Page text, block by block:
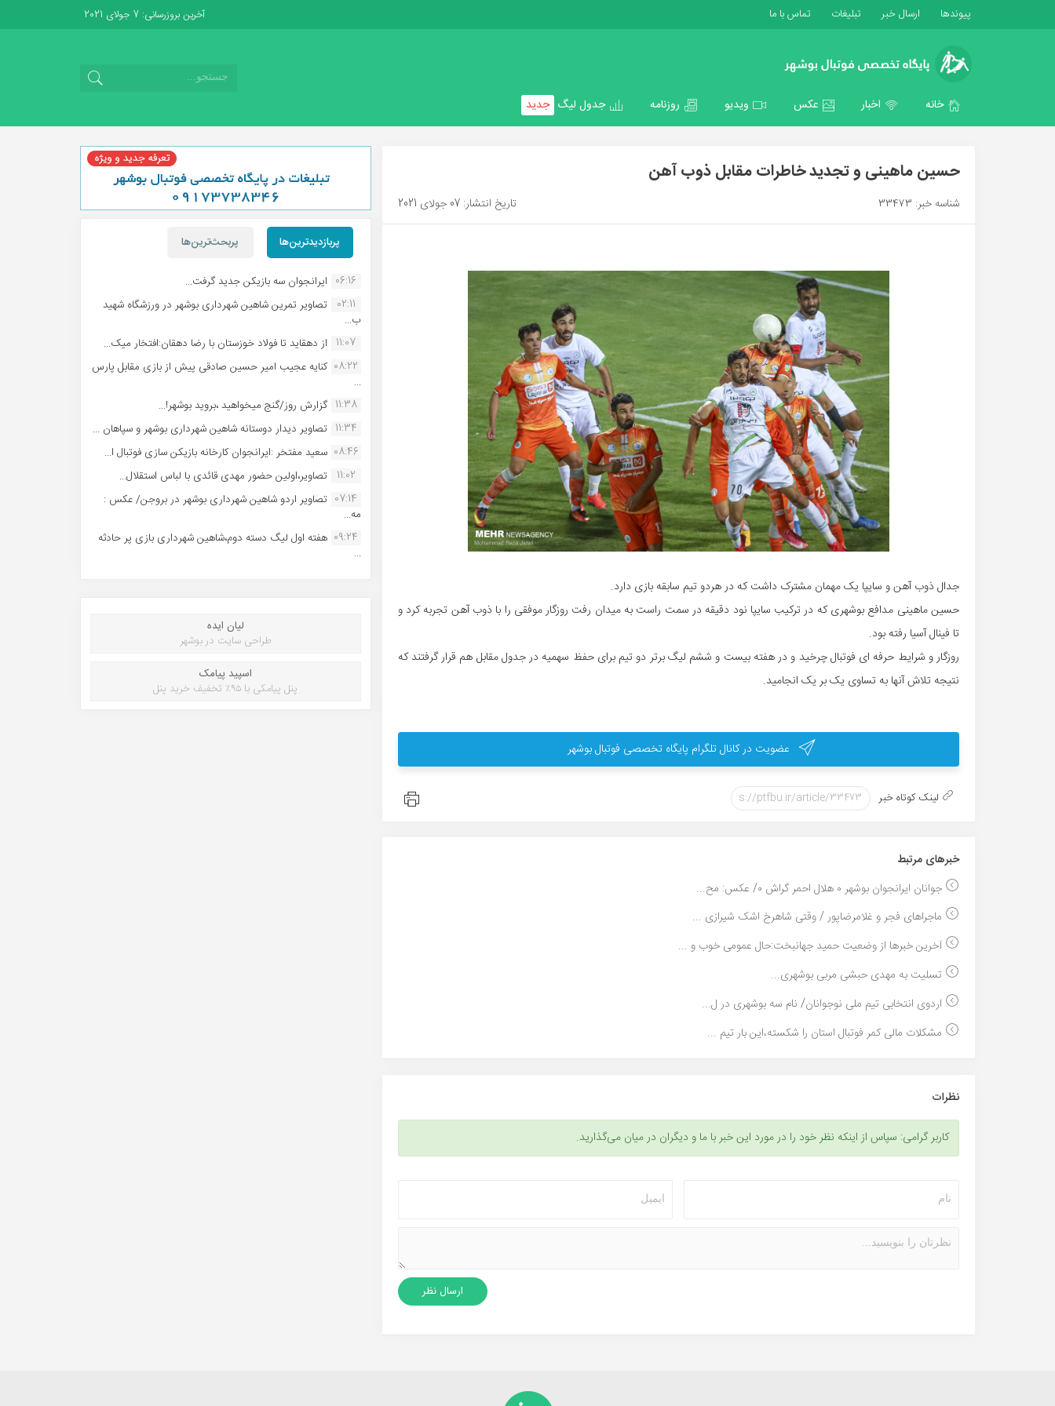
پیوندها ارسال خبر تبلیغات تماس با ما آخرین بروزرسانی: 7 جولای 2021
خانه اخبار عکس ویدیو روزنامه جدول لیگ جدید
حسین ماهینی و تجدید خاطرات مقابل ذوب آهن
شناسه خبر: 33473 تاریخ انتشار: 07 جولای 2021
جدال ذوب آهن و سایپا یک مهمان مشترک داشت که در هردو تیم سابقه بازی دارد.
حسین ماهینی مدافع بوشهری که در ترکیب سایپا نود دقیقه در سمت راست به میدان رفت روزگار موفقی را با ذوب آهن تجربه کرد و
تا فینال آسیا رفته بود.
روزگار و شرایط حرفه ای فوتبال چرخید و در هفته بیست و ششم لیگ برتر دو تیم برای حفظ سهمیه در جدول مقابل هم قرار گرفتند که
نتیجه تلاش آنها به تساوی یک بر یک انجامید.
عضویت در کانال تلگرام پایگاه تخصصی فوتبال بوشهر
لینک کوتاه خبر
خبر‌های مرتبط
جوانان ایرانجوان بوشهر ۰ هلال احمر گراش ۰/ عکس: مح...
ماجراهای فجر و غلامرضاپور / وقتی شاهرخ اشک شیرازی ...
آخرین خبرها از وضعیت حمید جهانبخت:حال عمومی خوب و ...
تسلیت به مهدی حبشی مربی بوشهری...
اردوی انتخابی تیم ملی نوجوانان/ نام سه بوشهری در ل...
مشکلات مالی کمر فوتبال استان را شکسته،این بار تیم ...
نظرات
کاربر گرامی: سپاس از اینکه نظر خود را در مورد این خبر با ما و دیگران در میان می‌گذارید.
پربازدیدترین‌ها پربحث‌ترین‌ها
06:16 ایرانجوان سه بازیکن جدید گرفت...
02:11
تصاویر تمرین شاهین شهردارى بوشهر در ورزشگاه شهید
ب...
11:07 از دهقاید تا فولاد خوزستان با رضا دهقان:افتخار میک...
08:22 کنایه عجیب امیر حسین صادقی پیش از بازی مقابل پارس
...
11:38 گزارش روز/گنج میخواهید ،بروید بوشهر!...
11:34 تصاویر دیدار دوستانه شاهین شهردارى بوشهر و سپاهان ...
08:46 سعید مفتخر :ایرانجوان کارخانه بازیکن سازی فوتبال ا...
11:02
تصاویر،اولین حضور مهدی قائدی با لباس استقلال...
07:14 تصاویر اردو شاهین شهرداری بوشهر در بروجن/ عکس :
مه...
09:24 هفته اول لیگ دسته دوم،شاهین شهرداری بازی پر حادثه
...
لیان ایده
طراحی سایت در بوشهر
اسپید پیامک
پنل پیامکی با ۹۵٪ تخفیف خرید پنل